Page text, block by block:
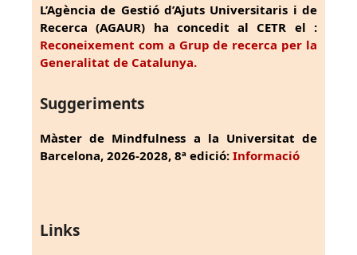
L’Agència de Gestió d’Ajuts Universitaris i de
Recerca (AGAUR) ha concedit al CETR el :
Reconeixement com a Grup de recerca per la
Generalitat de Catalunya.
Suggeriments
Màster de Mindfulness a la Universitat de
Barcelona, 2026-2028, 8ª edició: Informació
Links